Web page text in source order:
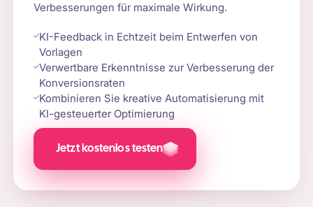
Verbesserungen für maximale Wirkung.
KI-Feedback in Echtzeit beim Entwerfen von
Vorlagen
Verwertbare Erkenntnisse zur Verbesserung der
Konversionsraten
Kombinieren Sie kreative Automatisierung mit
KI-gesteuerter Optimierung
Jetzt kostenlos testen